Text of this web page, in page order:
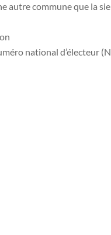
autre commune que la
national d’électeur